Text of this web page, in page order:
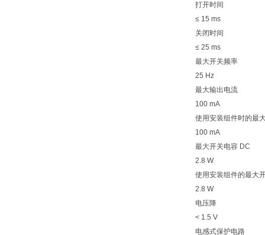
打开时间
≤ 15 ms
关闭时间
≤ 25 ms
最大开关频率
25 Hz
最大输出电流
100 mA
使用安装组件时的最
100 mA
最大开关电容 DC
2.8 W
使用安装组件的最大
2.8 W
电压降
< 1.5 V
电感式保护电路